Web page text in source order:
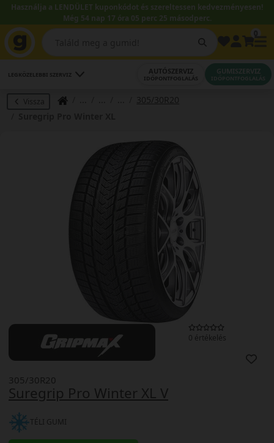
Használja a LENDÜLET kuponkódot és szereltessen kedvezményesen!
Még 54 nap 17 óra 05 perc 24 másodperc.
LEGKÖZELEBBI SZERVIZ AUTÓSZERVIZ
IDŐPONTFOGLALÁS
GUMISZERVIZ
IDŐPONTFOGLALÁS
Vissza
305/30R20
0 értékelés
Suregrip Pro Winter XL V
305/30R20
TÉLI GUMI